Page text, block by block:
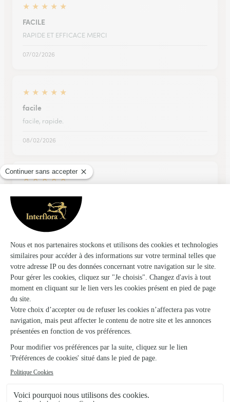
★ ★ ★ ★ ★
FACILE
RAPIDE ET EFFICACE MERCI
07/02/2026
★ ★ ★ ★ ★
facile
facile, rapide.
08/02/2026
★ ★ ★ ★ ★
Très intuitive, merci !
13/02/2026
Trustpilot Échantillon d'avis clients fourni via Trustpilot.Voir tous
les avis de la marque Interflora sur Trustpilot
Livraison de fleurs à Bellenod-sur-Seine
et autour : les villes proches couvertes par
le réseau Interflora